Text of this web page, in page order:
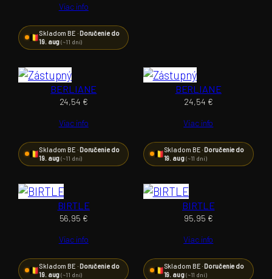
Viac info
Skladom BE ·Doručenie do
19. aug(~11 dní)
BERLIANE
24,54 €
Viac info
Skladom BE ·Doručenie do
19. aug(~11 dní)
BERLIANE
24,54 €
Viac info
Skladom BE ·Doručenie do
19. aug(~11 dní)
BIRTLE
56,95 €
Viac info
Skladom BE ·Doručenie do
19. aug(~11 dní)
BIRTLE
95,95 €
Viac info
Skladom BE ·Doručenie do
19. aug(~11 dní)